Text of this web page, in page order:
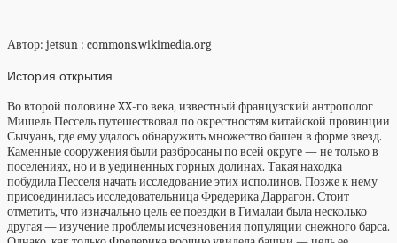
Автор: jetsun : commons.wikimedia.org
История открытия
Во второй половине XX-го века, известный французский антрополог
Мишель Пессель путешествовал по окрестностям китайской провинции
Сычуань, где ему удалось обнаружить множество башен в форме звезд.
Каменные сооружения были разбросаны по всей округе — не только в
поселениях, но и в уединенных горных долинах. Такая находка
побудила Песселя начать исследование этих исполинов. Позже к нему
присоединилась исследовательница Фредерика Даррагон. Стоит
отметить, что изначально цель ее поездки в Гималаи была несколько
другая — изучение проблемы исчезновения популяции снежного барса.